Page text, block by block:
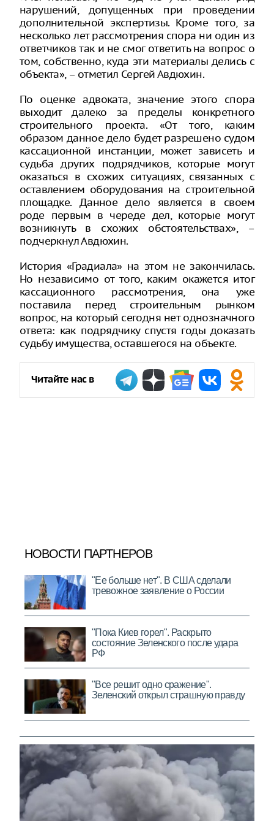
нарушений, допущенных при проведении
дополнительной экспертизы. Кроме того, за
несколько лет рассмотрения спора ни один из
ответчиков так и не смог ответить на вопрос о
том, собственно, куда эти материалы делись с
объекта», – отметил Сергей Авдюхин.
По оценке адвоката, значение этого спора
выходит далеко за пределы конкретного
строительного проекта. «От того, каким
образом данное дело будет разрешено судом
кассационной инстанции, может зависеть и
судьба других подрядчиков, которые могут
оказаться в схожих ситуациях, связанных с
оставлением оборудования на строительной
площадке. Данное дело является в своем
роде первым в череде дел, которые могут
возникнуть в схожих обстоятельствах», –
подчеркнул Авдюхин.
История «Градиала» на этом не закончилась.
Но независимо от того, каким окажется итог
кассационного рассмотрения, она уже
поставила перед строительным рынком
вопрос, на который сегодня нет однозначного
ответа: как подрядчику спустя годы доказать
судьбу имущества, оставшегося на объекте.
Читайте нас в